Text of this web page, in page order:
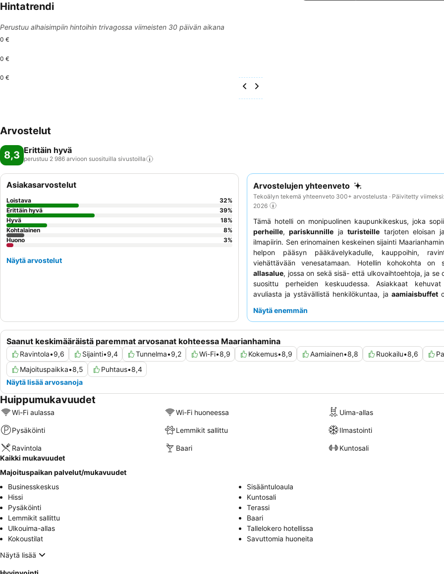
Hintatrendi
Perustuu alhaisimpiin hintoihin trivagossa viimeisten 30 päivän aikana
0 €
0 €
0 €
Arvostelut
8,3 Erittäin hyvä
perustuu 2 986 arvioon suosituilla sivustoilla
Arvostelujen yhteenveto
Tekoälyn tekemä yhteenveto 300+ arvostelusta · Päivitetty
2026
Tämä hotelli on monipuolinen kaupunkikeskus, joka
perheille,pariskunnille jaturisteille tarjoten eloisan
ilmapiirin. Sen erinomainen keskeinen sijainti
helpon pääsyn pääkävelykadulle, kauppoihin,
viehättävään venesatamaan. Hotellin kohokohta on
allasalue, jossa on sekä sisä- että ulkovaihtoehtoja, ja se
suosittu perheiden keskuudessa. Asiakkaat
avuliasta ja ystävällistä henkilökuntaa, ja aamiaisbuffet
Rauhallisempaa kokemusta varten kannattaa pyytää
Näytä enemmän
Saanut keskimääräistä paremmat arvosanat kohteessa Maarianhamina
Ravintola•9,6 Sijainti•9,4 Tunnelma•9,2 Wi-Fi•8,9 Kokemus•8,9 Aamiainen•8,8 Ruokailu•8,6
Majoituspaikka•8,5 Puhtaus•8,4
Näytä lisää arvosanoja
Asiakasarvostelut
Loistava 32%
Erittäin hyvä
39%
Hyvä
18%
Kohtalainen
8%
Huono
3%
Näytä arvostelut
Huippumukavuudet
Wi-Fi aulassa Wi-Fi huoneessa Uima-allas
Pysäköinti Lemmikit sallittu Ilmastointi
Ravintola Baari
Kuntosali
Kaikki mukavuudet
Majoituspaikan palvelut/mukavuudet
Businesskeskus
Sisääntuloaula
Hissi
Kuntosali
Pysäköinti
Terassi
Lemmikit sallittu
Baari
Ulkouima-allas
Tallelokero hotellissa
Kokoustilat
Savuttomia huoneita
Näytä lisää